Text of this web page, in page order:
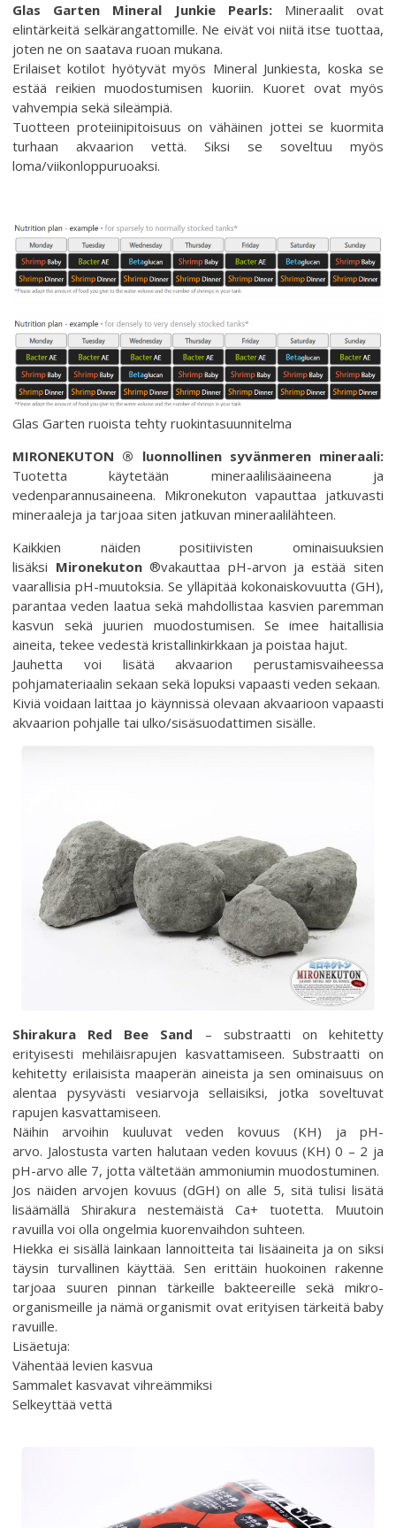
Glas Garten Mineral Junkie Pearls:Mineraalit ovat
elintärkeitä selkärangattomille. Ne eivät voi niitä itse tuottaa,
joten ne on saatava ruoan mukana.
Erilaiset kotilot hyötyvät myös Mineral Junkiesta, koska se
estää reikien muodostumisen kuoriin. Kuoret ovat myös
vahvempia sekä sileämpiä.
Tuotteen proteiinipitoisuus on vähäinen jottei se kuormita
turhaan akvaarion vettä. Siksi se soveltuu myös
loma/viikonloppuruoaksi.
Glas Garten ruoista tehty ruokintasuunnitelma
MIRONEKUTON ® luonnollinen syvänmeren mineraali:
Tuotetta käytetään mineraalilisäaineena ja
vedenparannusaineena. Mikronekuton vapauttaa jatkuvasti
mineraaleja ja tarjoaa siten jatkuvan mineraalilähteen.
Kaikkien näiden positiivisten ominaisuuksien
lisäksi Mironekuton®vakauttaa pH-arvon ja estää siten
vaarallisia pH-muutoksia. Se ylläpitää kokonaiskovuutta (GH),
parantaa veden laatua sekä mahdollistaa kasvien paremman
kasvun sekä juurien muodostumisen. Se imee haitallisia
aineita, tekee vedestä kristallinkirkkaan ja poistaa hajut.
Jauhetta voi lisätä akvaarion perustamisvaiheessa
pohjamateriaalin sekaan sekä lopuksi vapaasti veden sekaan.
Kiviä voidaan laittaa jo käynnissä olevaan akvaarioon vapaasti
akvaarion pohjalle tai ulko/sisäsuodattimen sisälle.
Shirakura Red Bee Sand – substraatti on kehitetty
erityisesti mehiläisrapujen kasvattamiseen. Substraatti on
kehitetty erilaisista maaperän aineista ja sen ominaisuus on
alentaa pysyvästi vesiarvoja sellaisiksi, jotka soveltuvat
rapujen kasvattamiseen.
Näihin arvoihin kuuluvat veden kovuus (KH) ja pH-
arvo. Jalostusta varten halutaan veden kovuus (KH) 0 – 2 ja
pH-arvo alle 7, jotta vältetään ammoniumin muodostuminen.
Jos näiden arvojen kovuus (dGH) on alle 5, sitä tulisi lisätä
lisäämällä Shirakura nestemäistä Ca+ tuotetta. Muutoin
ravuilla voi olla ongelmia kuorenvaihdon suhteen.
Hiekka ei sisällä lainkaan lannoitteita tai lisäaineita ja on siksi
täysin turvallinen käyttää. Sen erittäin huokoinen rakenne
tarjoaa suuren pinnan tärkeille bakteereille sekä mikro-
organismeille ja nämä organismit ovat erityisen tärkeitä baby
ravuille.
Lisäetuja:
Vähentää levien kasvua
Sammalet kasvavat vihreämmiksi
Selkeyttää vettä